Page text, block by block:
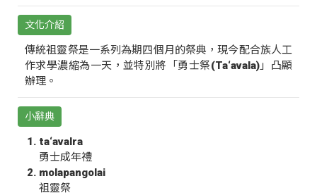
文化介紹
傳統祖靈祭是一系列為期四個月的祭典，現今配合族人工
作求學濃縮為一天，並特別將「勇士祭(Ta‘avala)」凸顯
辦理。
小辭典
ta‘avalra
勇士成年禮
molapangolai
祖靈祭